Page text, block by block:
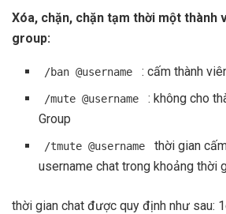
Xóa, chặn, chặn tạm thời một thành
group:
/ban @username : cấm thành
/mute @username
: không cho
Group
/tmute @username
thời gian
username chat trong khoảng thời
thời gian chat được quy định như sau: